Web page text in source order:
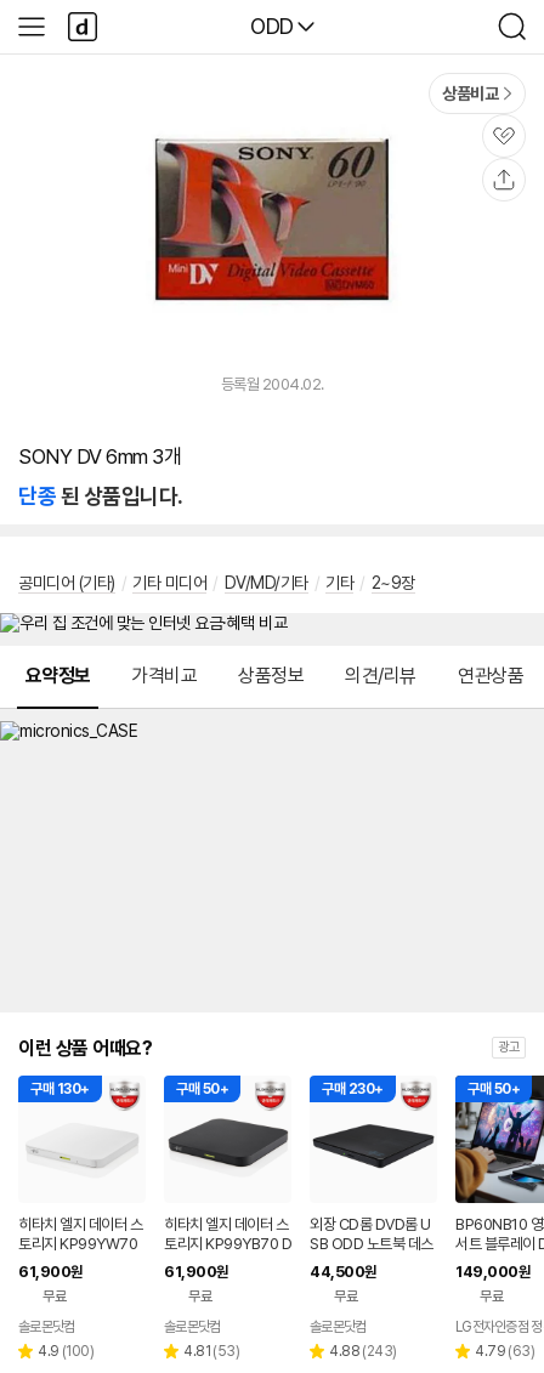
다나와
ODD
검
색
사
이
다
나
와
상품비교
관
심
등록월 2004.02.
SONY DV 6mm 3개
단종된 상품입니다.
공미디어 (기타) / 기타 미디어 / DV/MD/기타 / 기타 / 2~9장
요약정보 가격비교 상품정보 의견/리뷰 연관상품
이런 상품 어때요? 광고
구매 130+
히타치 엘지 데이터 스
토리지 KP99YW70
DVD 화이트 외장OD
D CD DVD 리핑 안드
로이드
61,900원
무료
페이
솔로몬닷컴
별 4.9 리
(100)
구매 50+
히타치 엘지 데이터 스
토리지 KP99YB70 D
VD 블랙 외장ODD C
D DVD 리핑 안드로이
61,900원
무료
페이
솔로몬닷컴
별 4.81 리
(53)
구매 230+
외장 CD롬 DVD롬 U
SB ODD 노트북 데스
크탑 맥 호환 블랙 히타
치엘지 GP62NB60
44,500원
무료
페이
솔로몬닷컴
별 4.88 리
(243)
구매 50+
BP60NB10 영
서트 블루레이
플레이어 노트
ODD 맥 호환
149,000원
무료
별 4.79 리
(63)